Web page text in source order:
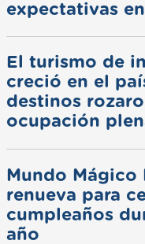
expectativas
El turismo de
creció en el
destinos
ocupación
Mundo Mágico
renueva para
cumpleaños
año